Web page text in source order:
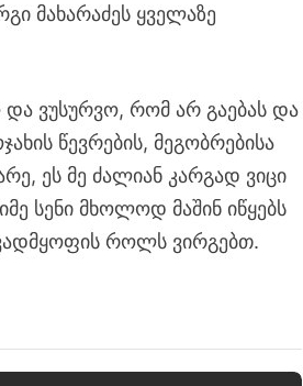
მახარაძეს ყველაზე
ვუსურვო, რომ არ გაებას და
წევრების, მეგობრებისა
ეს მე ძალიან კარგად ვიცი
სენი მხოლოდ მაშინ იწყებს
როლს ვირგებთ.